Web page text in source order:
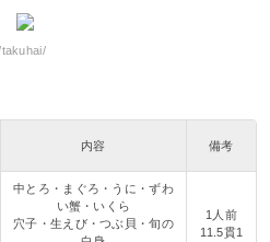
内容 備考
中とろ・まぐろ・うに・ずわ
い蟹・いくら
穴子・生えび・つぶ貝・旬の
1人前
11.5貫1